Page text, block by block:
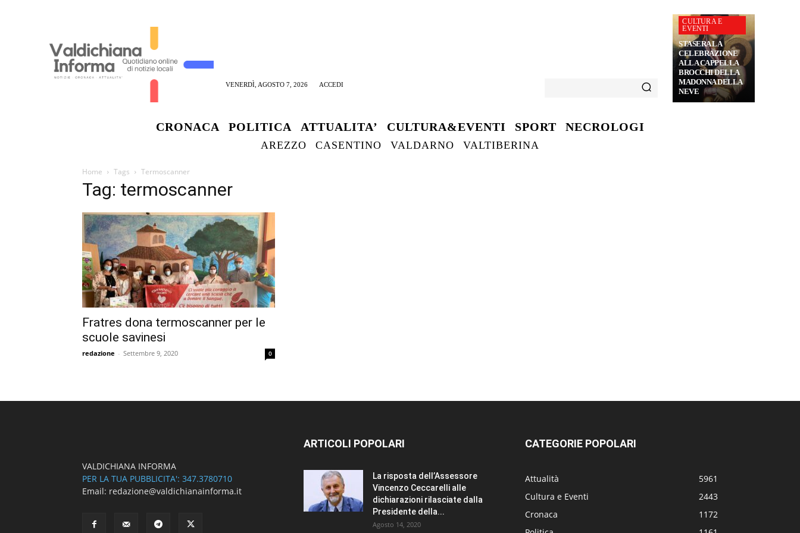
VENERDÌ, AGOSTO 7, 2026 ACCEDI
CULTURA E
EVENTI
STASERA LA
CELEBRAZIONE
ALLA CAPPELLA
BROCCHI DELLA
MADONNA DELLA
NEVE
CRONACA POLITICA ATTUALITA’ CULTURA&EVENTI SPORT NECROLOGI
AREZZO CASENTINO VALDARNO VALTIBERINA
Home Tags Termoscanner
Tag: termoscanner
Fratres dona termoscanner per le
scuole savinesi
redazione - Settembre 9, 2020 0
VALDICHIANA INFORMA
PER LA TUA PUBBLICITA': 347.3780710
Email: redazione@valdichianainforma.it
ARTICOLI POPOLARI
La risposta dell’Assessore
Vincenzo Ceccarelli alle
dichiarazioni rilasciate dalla
Presidente della...
Agosto 14, 2020
CATEGORIE POPOLARI
Attualità
5961
Cultura e Eventi
2443
Cronaca
1172